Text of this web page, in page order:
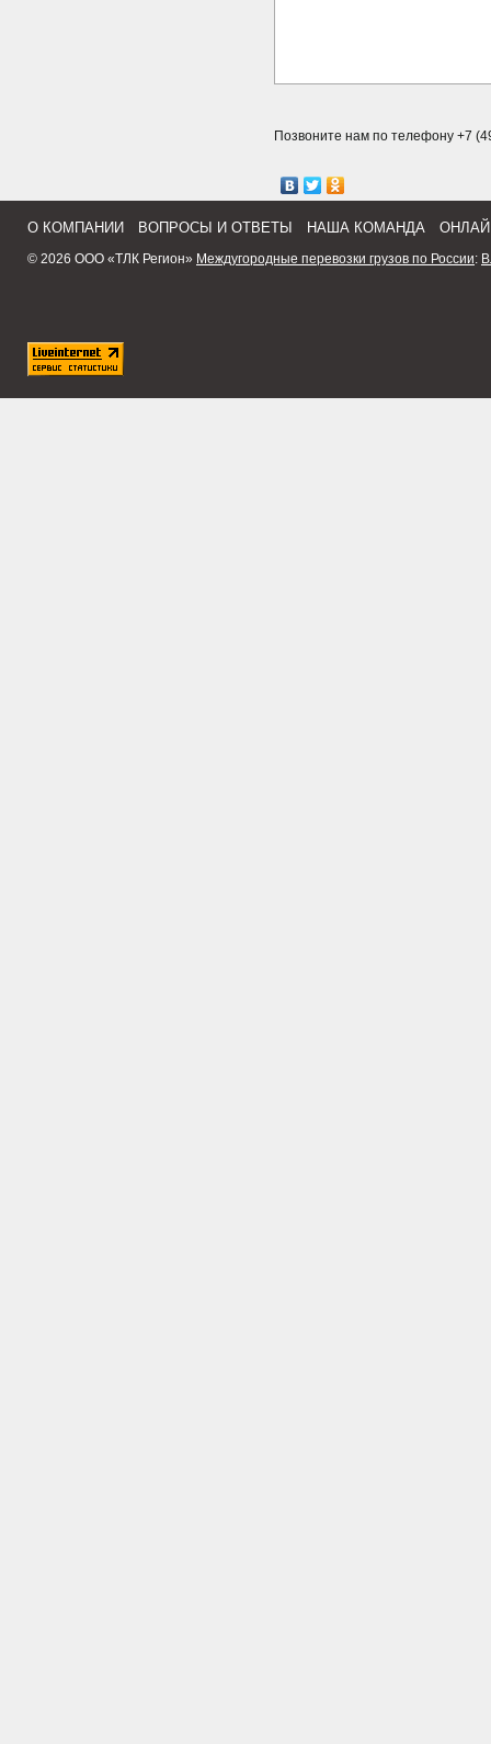
Позвоните нам по телефону +7
О КОМПАНИИ ВОПРОСЫ И ОТВЕТЫ НАША КОМАНДА
© 2026 ООО «ТЛК Регион» Междугородные перевозки грузов по России: